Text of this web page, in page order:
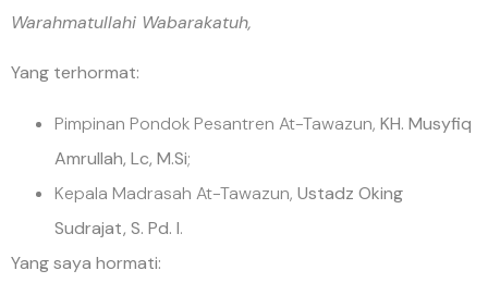
Warahmatullahi Wabarakatuh,
Yang terhormat:
Pimpinan Pondok Pesantren At-Tawazun, KH. Musyfiq
Amrullah, Lc, M.Si;
Kepala Madrasah At-Tawazun, Ustadz Oking
Sudrajat, S. Pd. I.
Yang saya hormati: